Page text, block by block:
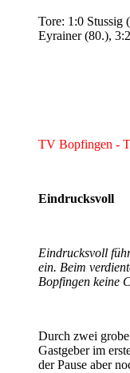
Tore: 1:0 Stussig
Eyrainer (80.),
TV Bopfingen -
Eindrucksvoll
Eindrucksvoll
ein. Beim
Bopfingen keine
Durch zwei
Gastgeber im
der Pause aber